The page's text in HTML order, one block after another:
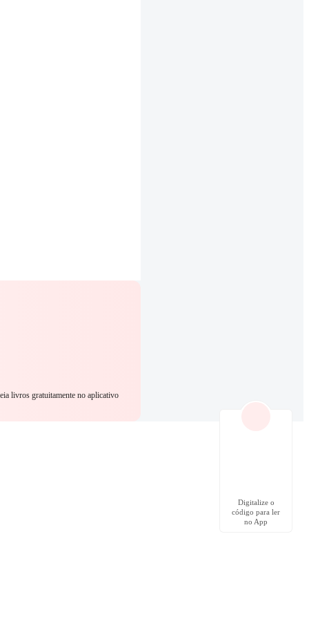
livros gratuitamente no aplicativo
Digitalize o
código para ler
no App